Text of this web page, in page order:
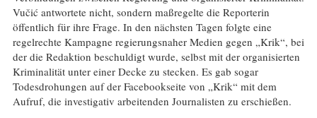
Vučić antwortete nicht, sondern maßregelte die Reporterin
öffentlich für ihre Frage. In den nächsten Tagen folgte eine
regelrechte Kampagne regierungsnaher Medien gegen „Krik“, bei
der die Redaktion beschuldigt wurde, selbst mit der organisierten
Kriminalität unter einer Decke zu stecken. Es gab sogar
Todesdrohungen auf der Facebookseite von „Krik“ mit dem
Aufruf, die investigativ arbeitenden Journalisten zu erschießen.